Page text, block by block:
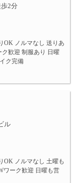
2分
OK ノルマなし 送りあ
ク歓迎 制服あり 日曜
ク完備
ル
OK ノルマなし 土曜も
ワーク歓迎 日曜も営